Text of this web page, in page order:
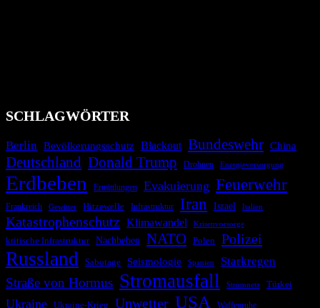
SCHLAGWÖRTER
Berlin Bevölkerungsschutz Blackout Bundeswehr China
Deutschland Donald Trump Drohnen Energieversorgung
Erdbeben Ermittlungen Evakuierung Feuerwehr
Frankreich Gewitter Hitzewelle Infrastruktur Iran Israel Italien
Katastrophenschutz Klimawandel Krisenvorsorge
kritische Infrastruktur Nachbeben NATO Polen Polizei
Russland Sabotage Seismologie Spanien Starkregen
Straße von Hormus Stromausfall Stromnetz Türkei
Ukraine Ukraine-Krieg Unwetter USA Waffenruhe